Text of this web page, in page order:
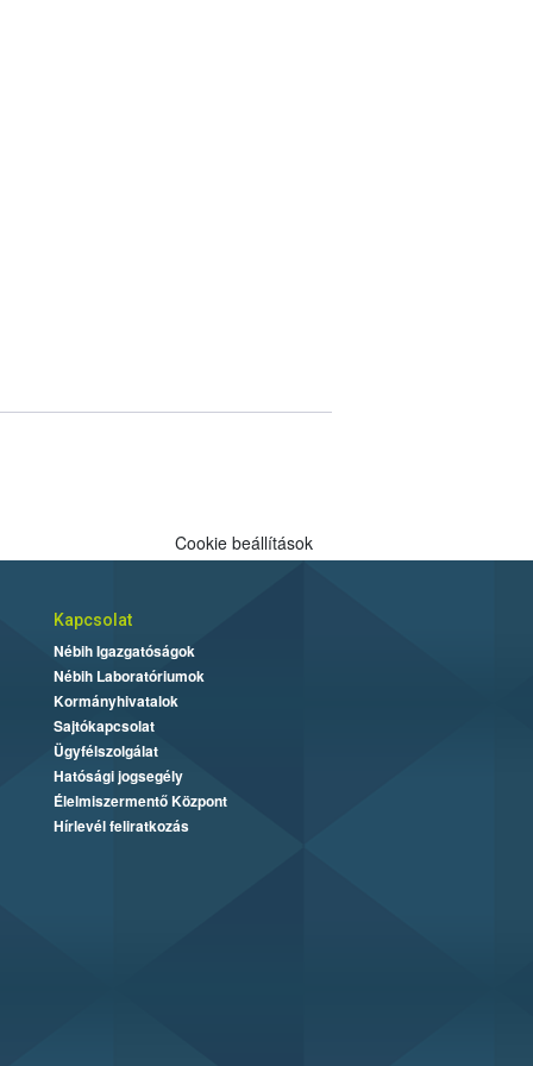
Cookie beállítások
Kapcsolat
Nébih Igazgatóságok
Nébih Laboratóriumok
Kormányhivatalok
Sajtókapcsolat
Ügyfélszolgálat
Hatósági jogsegély
Élelmiszermentő Központ
Hírlevél feliratkozás